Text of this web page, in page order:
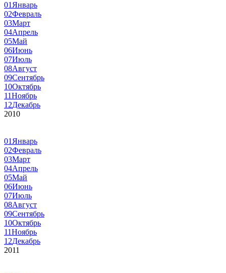
01 Январь
02Февраль
03Март
04Апрель
05Май
06Июнь
07Июль
08Август
09Сентябрь
10Октябрь
11Ноябрь
12Декабрь
2010
01 Январь
02Февраль
03Март
04Апрель
05Май
06Июнь
07Июль
08Август
09Сентябрь
10Октябрь
11Ноябрь
12Декабрь
2011